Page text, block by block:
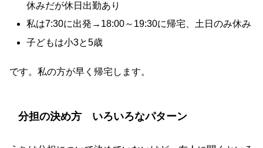
休みだが休日出勤あり
私は7:30に出発→18:00～19:30に帰宅、土日のみ休み
子どもは小3と5歳
です。私の方が早く帰宅します。
分担の決め方 いろいろなパターン